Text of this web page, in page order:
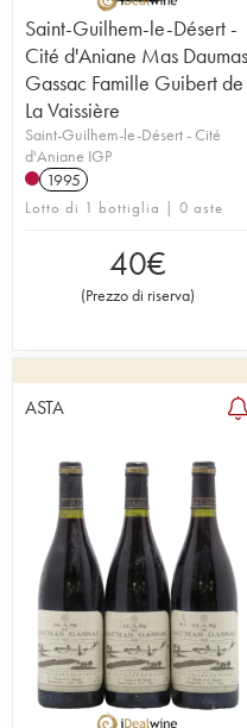
Saint-Guilhem-le-Désert -
Cité d'Aniane Mas Daumas
Gassac Famille Guibert de
La Vaissière
Saint-Guilhem-le-Désert - Cité
d'Aniane IGP
1995
Lotto di 1 bottiglia | 0 aste
40€
(Prezzo di riserva)
ASTA